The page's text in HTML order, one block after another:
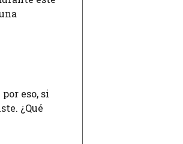
eso, si
¿Qué